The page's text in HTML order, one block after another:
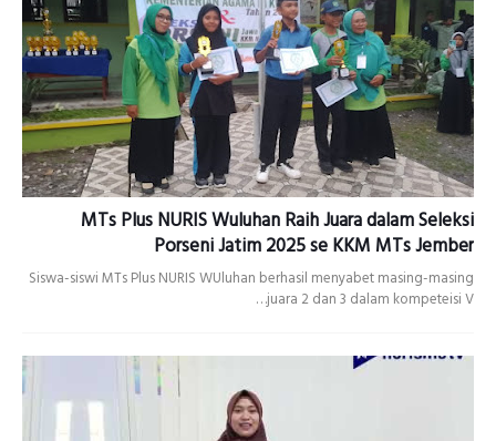
MTs Plus NURIS Wuluhan Raih Juara dalam Seleksi
Porseni Jatim 2025 se KKM MTs Jember
Siswa-siswi MTs Plus NURIS WUluhan berhasil menyabet masing-masing
juara 2 dan 3 dalam kompeteisi V…